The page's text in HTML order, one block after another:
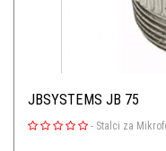
JBSYSTEMS JB 75
- Stalci za